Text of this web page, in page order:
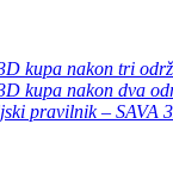
kupa nakon tri
kupa nakon dva
pravilnik – SAVA